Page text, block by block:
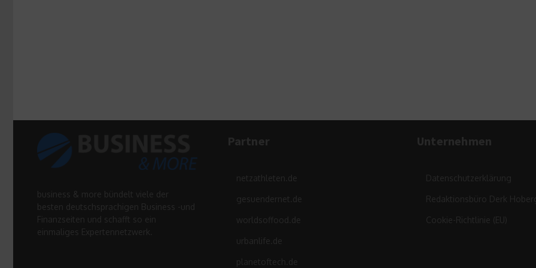
business & more bündelt viele der
besten deutschsprachigen Business -und
Finanzseiten und schafft so ein
einmaliges Expertennetzwerk.
Partner
netzathleten.de
gesuendernet.de
worldsoffood.de
urbanlife.de
planetoftech.de
Unternehmen
Datenschutzerklärung
Redaktionsbüro Derk
Cookie-Richtlinie (EU)